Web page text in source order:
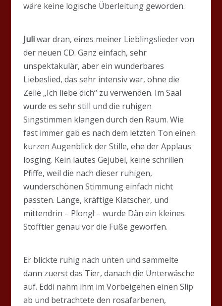
wäre keine logische Überleitung geworden.
Juliwar dran, eines meiner Lieblingslieder von
der neuen CD. Ganz einfach, sehr
unspektakulär, aber ein wunderbares
Liebeslied, das sehr intensiv war, ohne die
Zeile „Ich liebe dich“ zu verwenden. Im Saal
wurde es sehr still und die ruhigen
Singstimmen klangen durch den Raum. Wie
fast immer gab es nach dem letzten Ton einen
kurzen Augenblick der Stille, ehe der Applaus
losging. Kein lautes Gejubel, keine schrillen
Pfiffe, weil die nach dieser ruhigen,
wunderschönen Stimmung einfach nicht
passten. Lange, kräftige Klatscher, und
mittendrin – Plong! – wurde Dän ein kleines
Stofftier genau vor die Füße geworfen.
Er blickte ruhig nach unten und sammelte
dann zuerst das Tier, danach die Unterwäsche
auf. Eddi nahm ihm im Vorbeigehen einen Slip
ab und betrachtete den rosafarbenen,